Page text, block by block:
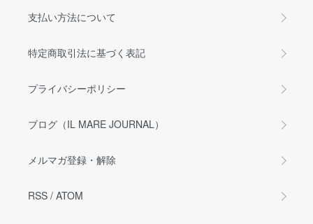
支払い方法について
特定商取引法に基づく表記
プライバシーポリシー
ブログ（IL MARE JOURNAL）
メルマガ登録・解除
RSS / ATOM